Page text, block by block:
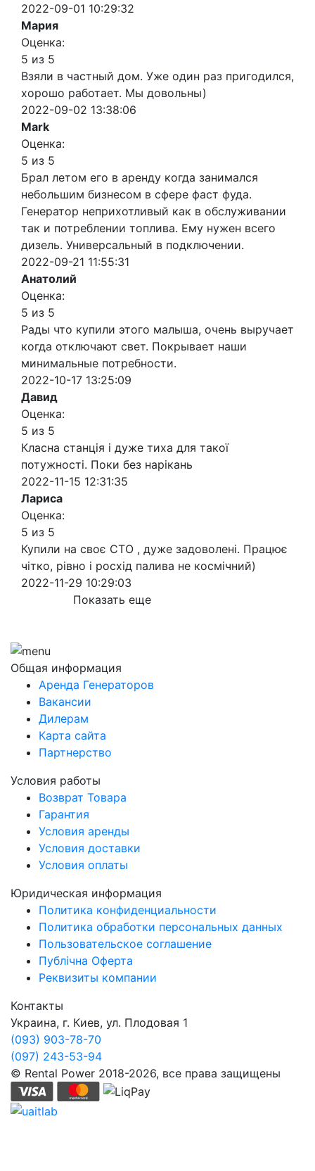
2022-09-01 10:29:32
Мария
Оценка:
5 из 5
Взяли в частный дом. Уже один раз пригодился,
хорошо работает. Мы довольны)
2022-09-02 13:38:06
Mark
Оценка:
5 из 5
Брал летом его в аренду когда занимался
небольшим бизнесом в сфере фаст фуда.
Генератор неприхотливый как в обслуживании
так и потреблении топлива. Ему нужен всего
дизель. Универсальный в подключении.
2022-09-21 11:55:31
Анатолий
Оценка:
5 из 5
Рады что купили этого малыша, очень выручает
когда отключают свет. Покрывает наши
минимальные потребности.
2022-10-17 13:25:09
Давид
Оценка:
5 из 5
Класна станція і дуже тиха для такої
потужності. Поки без нарікань
2022-11-15 12:31:35
Лариса
Оценка:
5 из 5
Купили на своє СТО , дуже задоволені. Працює
чітко, рівно і росхід палива не космічний)
2022-11-29 10:29:03
Показать еще
Общая информация
Аренда Генераторов
Вакансии
Дилерам
Карта сайта
Партнерство
Условия работы
Возврат Товара
Гарантия
Условия аренды
Условия доставки
Условия оплаты
Юридическая информация
Политика конфиденциальности
Политика обработки персональных данных
Пользовательское соглашение
Публічна Оферта
Реквизиты компании
Контакты
Украина, г. Киев, ул. Плодовая 1
(093) 903-78-70
(097) 243-53-94
© Rental Power 2018-2026, все права защищены